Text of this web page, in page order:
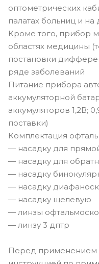
оптометрических
палатах больниц и на
Кроме того, прибор
областях медицины
постановки
ряде заболеваний
Питание прибора
аккумуляторной
аккумуляторов 1,2В;
поставки)
Комплектация
— насадку для
— насадку для
— насадку
— насадку
— насадку щелевую
— линзы
— линзу 3 дптр
Перед применением